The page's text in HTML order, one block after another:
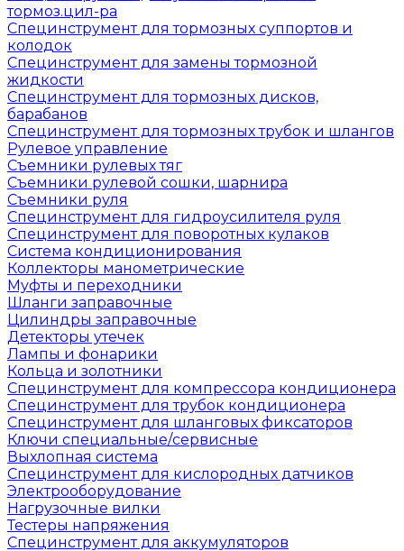
тормоз.цил-ра
Специнструмент для тормозных суппортов и
колодок
Специнструмент для замены тормозной
жидкости
Специнструмент для тормозных дисков,
барабанов
Специнструмент для тормозных трубок и шлангов
Рулевое управление
Съемники рулевых тяг
Съемники рулевой сошки, шарнира
Съемники руля
Специнструмент для гидроусилителя руля
Специнструмент для поворотных кулаков
Система кондиционирования
Коллекторы манометрические
Муфты и переходники
Шланги заправочные
Цилиндры заправочные
Детекторы утечек
Лампы и фонарики
Кольца и золотники
Специнструмент для компрессора кондиционера
Специнструмент для трубок кондиционера
Специнструмент для шланговых фиксаторов
Ключи специальные/сервисные
Выхлопная система
Специнструмент для кислородных датчиков
Электрооборудование
Нагрузочные вилки
Тестеры напряжения
Специнструмент для аккумуляторов